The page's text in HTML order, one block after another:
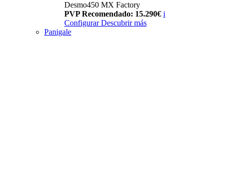
Desmo450 MX Factory
PVP Recomendado: 15.290€ i
Configurar Descubrir más
Panigale